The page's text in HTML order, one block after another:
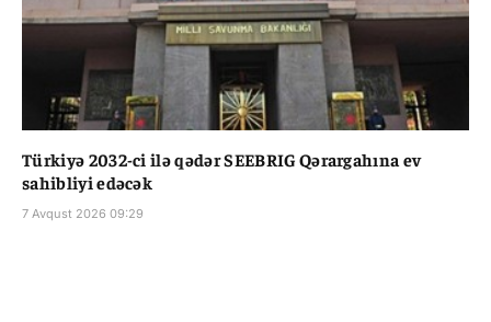
Türkiyə 2032-ci ilə qədər SEEBRIG Qərargahına ev
sahibliyi edəcək
7 Avqust 2026 09:29